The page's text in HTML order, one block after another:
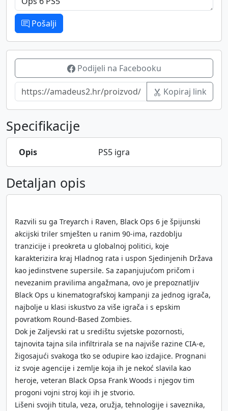
Pošalji
Podijeli na Facebooku
Kopiraj link
Specifikacije
Opis PS5 igra
Detaljan opis
Razvili su ga Treyarch i Raven, Black Ops 6 je špijunski
akcijski triler smješten u ranim 90-ima, razdoblju
tranzicije i preokreta u globalnoj politici, koje
karakterizira kraj Hladnog rata i uspon Sjedinjenih Država
kao jedinstvene supersile. Sa zapanjujućom pričom i
nevezanim pravilima angažmana, ovo je prepoznatljiv
Black Ops u kinematografskoj kampanji za jednog igrača,
najbolje u klasi iskustvo za više igrača i s epskim
povratkom Round-Based Zombies.
Dok je Zaljevski rat u središtu svjetske pozornosti,
tajnovita tajna sila infiltrirala se na najviše razine CIA-e,
žigosajući svakoga tko se odupire kao izdajice. Prognani
iz svoje agencije i zemlje koja ih je nekoć slavila kao
heroje, veteran Black Opsa Frank Woods i njegov tim
progoni vojni stroj koji ih je stvorio.
Lišeni svojih titula, veza, oružja, tehnologije i saveznika,